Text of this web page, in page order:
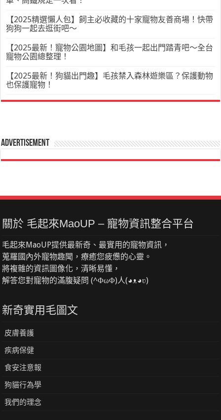
【2025精選懶人包】飼主必收藏的十家寵物友善商場！快帶
狗狗一起去逛街吧～
【2025最新！寵物公園地圖】和毛孩一起出門踏青吧～全台
寵物公園總整理！
【2025最新！狗貓出門趣】毛孩禁入森林遊樂區？保護動物
也保護寵物！
Advertisement
關於 毛起來MaoUP – 寵物資訊整合平台
毛起來MaoUP提供最新奇、最實用的寵物資訊，
蒐羅國內外寵物趣聞，療癒您疲憊的心靈。
將複雜的資訊圖像化，清晰易懂，
解答您對寵物的滿腹疑問 (^ΦωΦ)人(◕ᴥ◕ʋ)
新奇實用毛圖文
皮膚養護
疾病保健
食安注意報
狗貓行為學
我們的理念